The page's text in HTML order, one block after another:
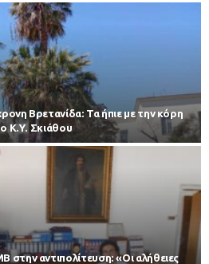
Βρετανίδα: Τα ήπιε με την κόρη
Κ.Υ. Σκιάθου
στην αντιπολίτευση: «Οι αλήθειες